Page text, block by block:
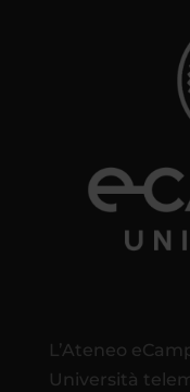
L’Ateneo
Università